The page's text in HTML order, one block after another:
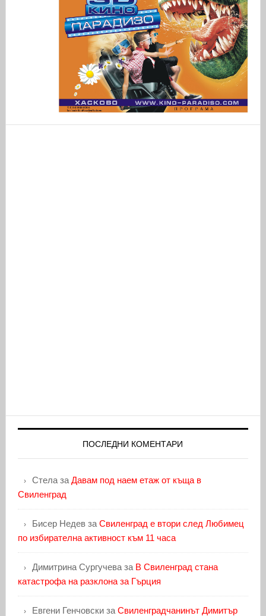
ПОСЛЕДНИ КОМЕНТАРИ
Стелаза Давам под наем етаж от къща в
Свиленград
Бисер Недевза Свиленград е втори след Любимец
по избирателна активност към 11 часа
Димитрина Сургучеваза В Свиленград стана
катастрофа на разклона за Гърция
Евгени Генчовскиза Свиленградчанинът Димитър